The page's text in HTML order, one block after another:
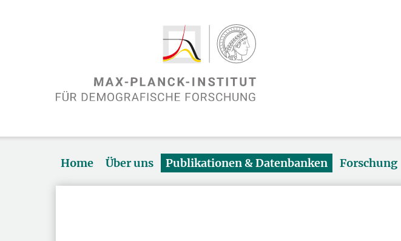
Home Über uns Publikationen & Datenbanken Forschung